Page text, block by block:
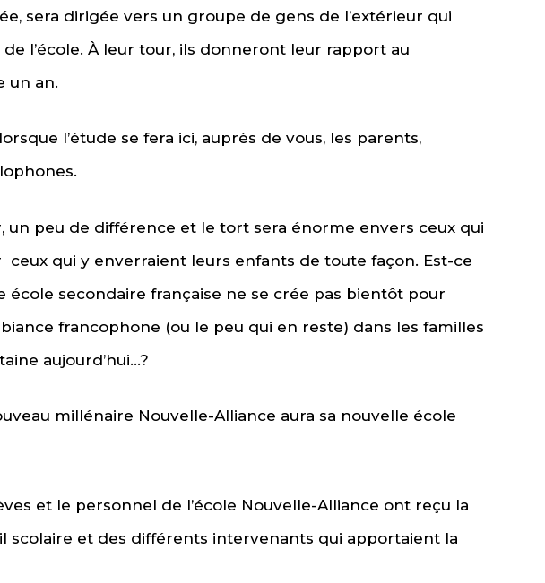
sera dirigée vers un groupe de gens de l’extérieur qui
l’école. À leur tour, ils donneront leur rapport au
un an.
l’étude se fera ici, auprès de vous, les parents,
un peu de différence et le tort sera énorme envers ceux qui
qui y enverraient leurs enfants de toute façon. Est-ce
secondaire française ne se crée pas bientôt pour
francophone (ou le peu qui en reste) dans les familles
aujourd’hui…?
millénaire Nouvelle-Alliance aura sa nouvelle école
et le personnel de l’école Nouvelle-Alliance ont reçu la
scolaire et des différents intervenants qui apportaient la